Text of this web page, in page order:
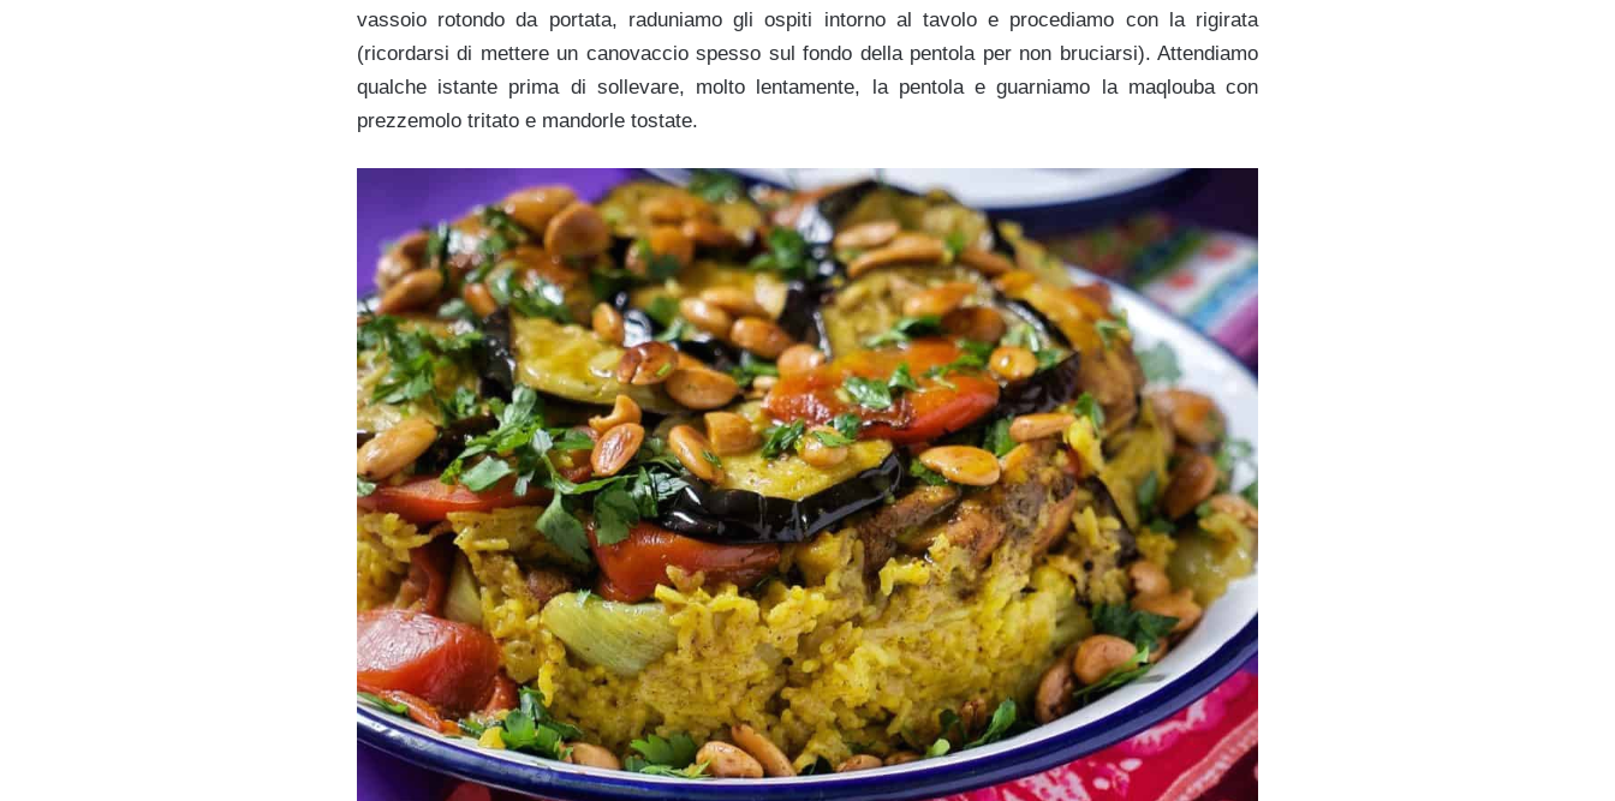
vassoio rotondo da portata, raduniamo gli ospiti intorno al tavolo e procediamo con la rigirata
(ricordarsi di mettere un canovaccio spesso sul fondo della pentola per non bruciarsi). Attendiamo
qualche istante prima di sollevare, molto lentamente, la pentola e guarniamo la maqlouba con
prezzemolo tritato e mandorle tostate.